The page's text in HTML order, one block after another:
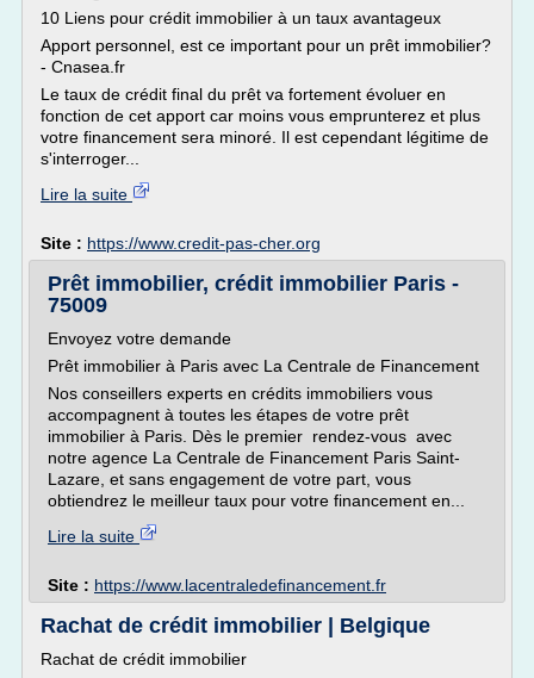
10 Liens pour crédit immobilier à un taux avantageux
Apport personnel, est ce important pour un prêt immobilier?
- Cnasea.fr
Le taux de crédit final du prêt va fortement évoluer en
fonction de cet apport car moins vous emprunterez et plus
votre financement sera minoré. Il est cependant légitime de
s'interroger...
Lire la suite
Site : https://www.credit-pas-cher.org
Prêt immobilier, crédit immobilier Paris -
75009
Envoyez votre demande
Prêt immobilier à Paris avec La Centrale de Financement
Nos conseillers experts en crédits immobiliers vous
accompagnent à toutes les étapes de votre prêt
immobilier à Paris. Dès le premier rendez-vous avec
notre agence La Centrale de Financement Paris Saint-
Lazare, et sans engagement de votre part, vous
obtiendrez le meilleur taux pour votre financement en...
Lire la suite
Site : https://www.lacentraledefinancement.fr
Rachat de crédit immobilier | Belgique
Rachat de crédit immobilier